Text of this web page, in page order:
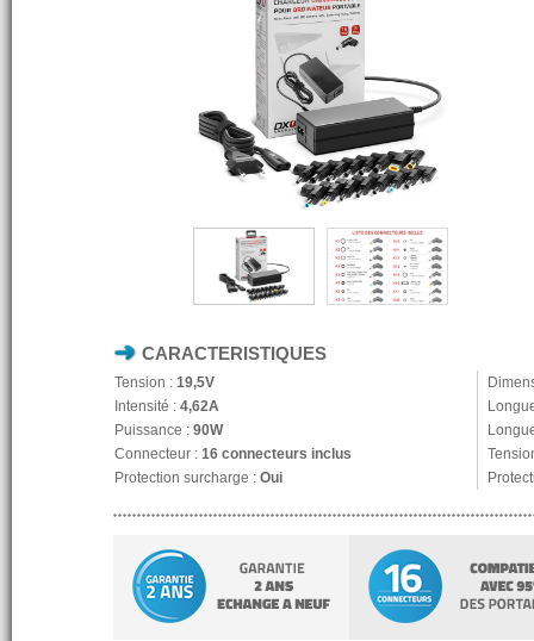
CARACTERISTIQUES
Tension : 19,5V
Intensité : 4,62A
Puissance : 90W
Connecteur : 16 connecteurs inclus
Protection surcharge : Oui